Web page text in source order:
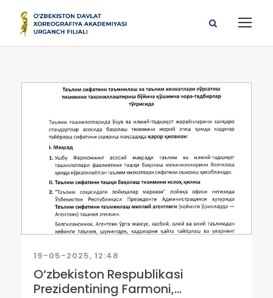
19-05-2025, 12:48
O‘zbekiston Respublikasi
Prezidentining Farmoni,...